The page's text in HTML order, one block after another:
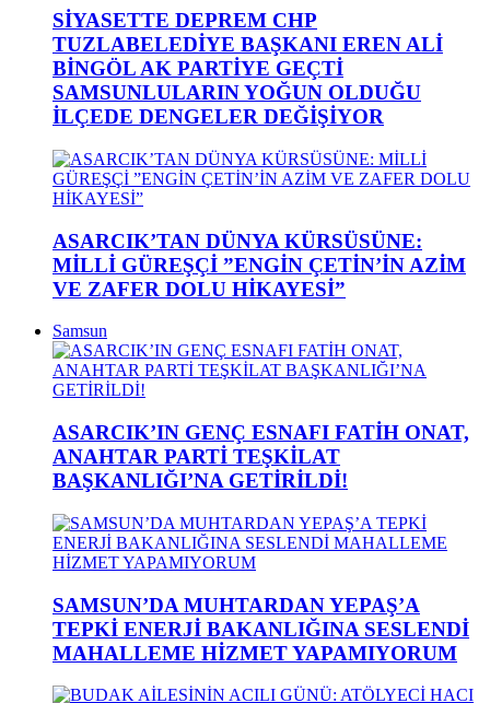
SİYASETTE DEPREM CHP
TUZLABELEDİYE BAŞKANI EREN ALİ
BİNGÖL AK PARTİYE GEÇTİ
SAMSUNLULARIN YOĞUN OLDUĞU
İLÇEDE DENGELER DEĞİŞİYOR
ASARCIK’TAN DÜNYA KÜRSÜSÜNE:
MİLLİ GÜREŞÇİ ”ENGİN ÇETİN’İN AZİM
VE ZAFER DOLU HİKAYESİ”
Samsun
ASARCIK’IN GENÇ ESNAFI FATİH ONAT,
ANAHTAR PARTİ TEŞKİLAT
BAŞKANLIĞI’NA GETİRİLDİ!
SAMSUN’DA MUHTARDAN YEPAŞ’A
TEPKİ ENERJİ BAKANLIĞINA SESLENDİ
MAHALLEME HİZMET YAPAMIYORUM